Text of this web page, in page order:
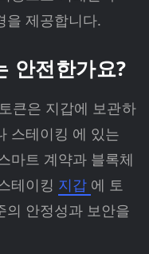
을 제공합니다.
전한가요?
큰은 지갑에 보관하
스테이킹 에 있는
마트 계약과 블록체
테이킹 지갑 에 토
의 안정성과 보안을